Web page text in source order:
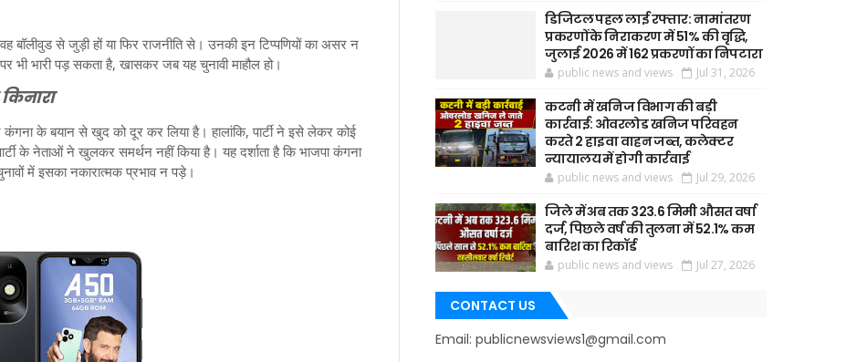
बॉलीवुड से जुड़ी हों या फिर राजनीति से। उनकी इन टिप्पणियों का असर न
भी भारी पड़ सकता है, खासकर जब यह चुनावी माहौल हो।
के बयान से खुद को दूर कर लिया है। हालांकि, पार्टी ने इसे लेकर कोई
के नेताओं ने खुलकर समर्थन नहीं किया है। यह दर्शाता है कि भाजपा कंगना
में इसका नकारात्मक प्रभाव न पड़े।
डिजिटल पहल लाई रफ्तार: नामांतरण
प्रकरणों के निराकरण में 51% की वृद्धि,
जुलाई 2026 में 162 प्रकरणों का निपटारा
public news and views Jul 31, 2026
कटनी में खनिज विभाग की बड़ी
कार्रवाई: ओवरलोड खनिज परिवहन
करते 2 हाइवा वाहन जब्त, कलेक्टर
न्यायालय में होगी कार्रवाई
public news and views Jul 29, 2026
जिले में अब तक 323.6 मिमी औसत वर्षा
दर्ज, पिछले वर्ष की तुलना में 52.1% कम
बारिश का रिकॉर्ड
public news and views Jul 27, 2026
CONTACT US
Email: publicnewsviews1@gmail.com